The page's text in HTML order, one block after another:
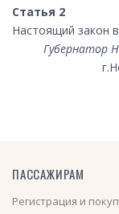
Статья 2
Настоящий закон
Губернатор
ПАССАЖИРАМ
Регистрация и